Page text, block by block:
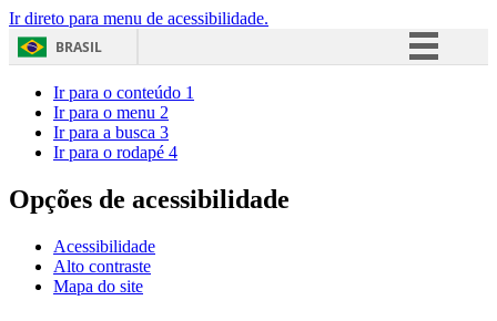
Ir direto para menu de acessibilidade.
BRASIL
Acesso à informação
Ir para o conteúdo 1
Ir para o menu 2
Ir para a busca 3
Ir para o rodapé 4
Opções de acessibilidade
Acessibilidade
Alto contraste
Mapa do site